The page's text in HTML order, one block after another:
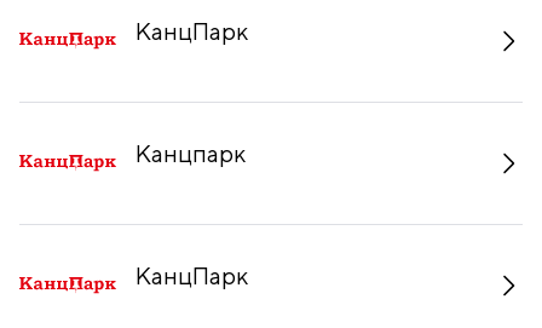
КанцПарк
Канцпарк
КанцПарк